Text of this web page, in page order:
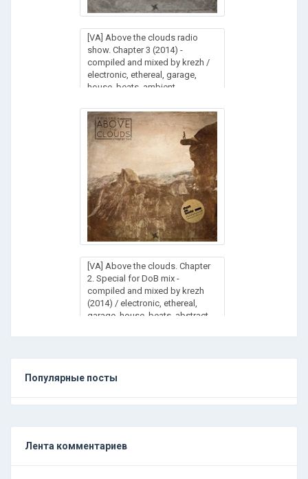
[VA] Above the clouds radio
show. Chapter 3 (2014) -
compiled and mixed by krezh /
electronic, ethereal, garage,
house, beats, ambient
[VA] Above the clouds. Chapter
2. Special for DoB mix -
compiled and mixed by krezh
(2014) / electronic, ethereal,
garage, house, beats, abstract
Популярные посты
Лента комментариев